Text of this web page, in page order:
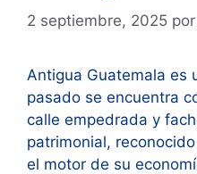
2 septiembre, 2025 por
Antigua Guatemala es
pasado se encuentra
calle empedrada y
patrimonial,
el motor de su